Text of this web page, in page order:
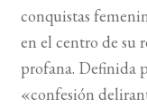
conquistas
en el centro de su
profana. Definida
«confesión